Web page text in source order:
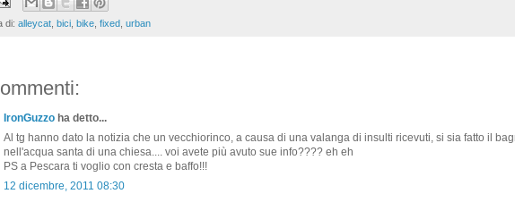
di: alleycat bici bike fixed urban
IronGuzzo ha detto...
Al tg hanno dato la notizia che un vecchiorinco, a causa di una valanga di insulti ricevuti, si sia fatto il
nell'acqua santa di una chiesa.... voi avete più avuto sue info???? eh eh
PS a Pescara ti voglio con cresta e baffo!!!
12 dicembre, 2011 08:30